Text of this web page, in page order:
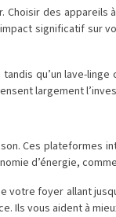
des
significatif sur
qu’un lave-
largement
Ces plateformes
d’énergie,
foyer allant
Ils vous aident à